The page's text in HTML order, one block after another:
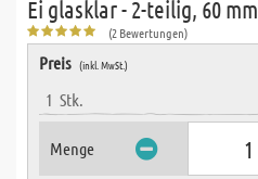
Ei glasklar - 2-teilig, 60 mm
(2 Bewertungen)
Preis (inkl. MwSt.)
1 Stk.
Menge